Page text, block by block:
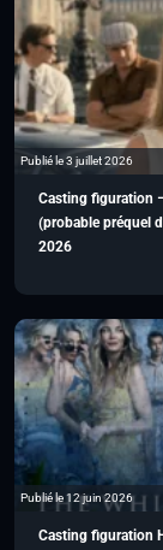
Publié le 3 juillet 2026
Casting figuration
(probable préquel
2026
Publié le 12 juin 2026
Casting figuration